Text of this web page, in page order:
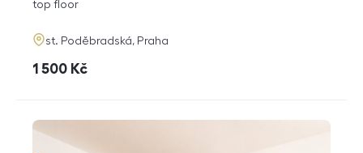
funkce
top floor
adresa
st. Poděbradská, Praha
cena
1 500 Kč